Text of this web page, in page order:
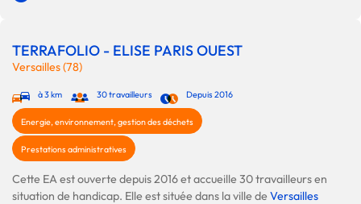
TERRAFOLIO - ELISE PARIS OUEST
Versailles (78)
à 3 km 30 travailleurs Depuis 2016
Energie, environnement, gestion des déchets
Prestations administratives
Cette EA est ouverte depuis 2016 et accueille 30 travailleurs en
situation de handicap. Elle est située dans la ville deVersailles